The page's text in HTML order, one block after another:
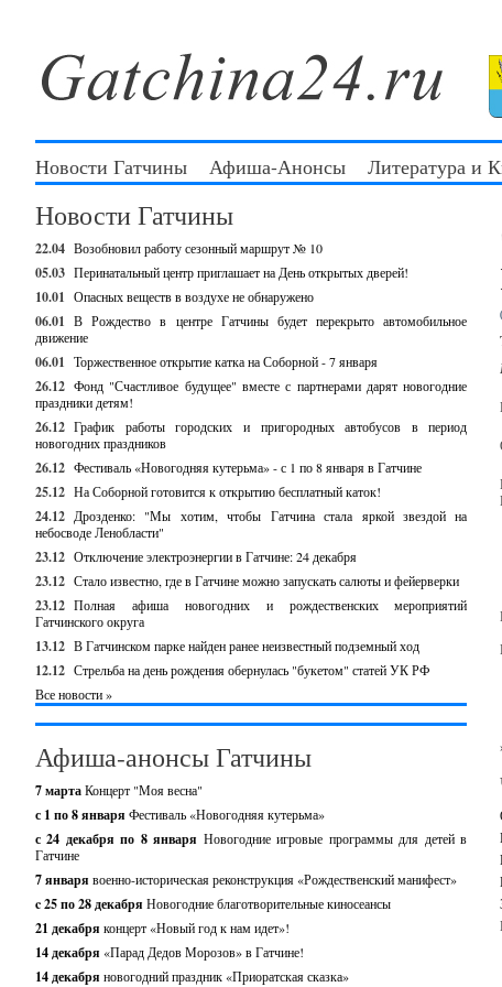
Новости Гатчины Афиша-Анонсы Литература и
Новости Гатчины
22.04 Возобновил работу сезонный маршрут № 10
05.03 Перинатальный центр приглашает на День открытых дверей!
10.01 Опасных веществ в воздухе не обнаружено
06.01 В Рождество в центре Гатчины будет перекрыто автомобильное
движение
06.01 Торжественное открытие катка на Соборной - 7 января
26.12 Фонд "Счастливое будущее" вместе с партнерами дарят новогодние
праздники детям!
26.12 График работы городских и пригородных автобусов в период
новогодних праздников
26.12 Фестиваль «Новогодняя кутерьма» - с 1 по 8 января в Гатчине
25.12 На Соборной готовится к открытию бесплатный каток!
24.12 Дрозденко: "Мы хотим, чтобы Гатчина стала яркой звездой на
небосводе Ленобласти"
23.12 Отключение электроэнергии в Гатчине: 24 декабря
23.12 Стало известно, где в Гатчине можно запускать салюты и фейерверки
23.12 Полная афиша новогодних и рождественских мероприятий
Гатчинского округа
13.12 В Гатчинском парке найден ранее неизвестный подземный ход
12.12 Стрельба на день рождения обернулась "букетом" статей УК РФ
Все новости »
Афиша-анонсы Гатчины
7 мартаКонцерт "Моя весна"
с 1 по 8 января Фестиваль «Новогодняя кутерьма»
с 24 декабря по 8 января Новогодние игровые программы для детей в
Гатчине
7 января военно-историческая реконструкция «Рождественский манифест»
c 25 по 28 декабря Новогодние благотворительные киносеансы
21 декабря концерт «Новый год к нам идет»!
14 декабря «Парад Дедов Морозов» в Гатчине!
14 декабря новогодний праздник «Приоратская сказка»